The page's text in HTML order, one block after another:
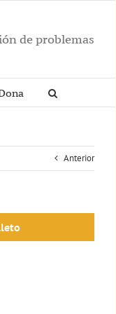
de problemas
Anterior